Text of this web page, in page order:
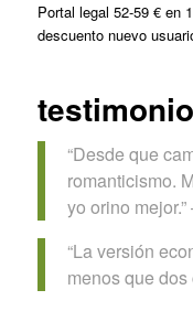
Portal legal 52-59 € en
descuento nuevo
“Desde que
romanticismo.
yo orino
“La versión
menos que dos